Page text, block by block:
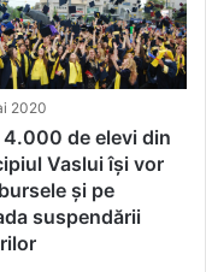
2020
4.000 de elevi din
Vaslui își vor
și pe
suspendării